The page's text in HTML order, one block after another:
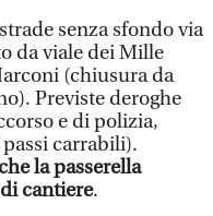
senza sfondo via
da viale dei Mille
(chiusura da
Previste deroghe
e di polizia,
carrabili).
la passerella
cantiere.